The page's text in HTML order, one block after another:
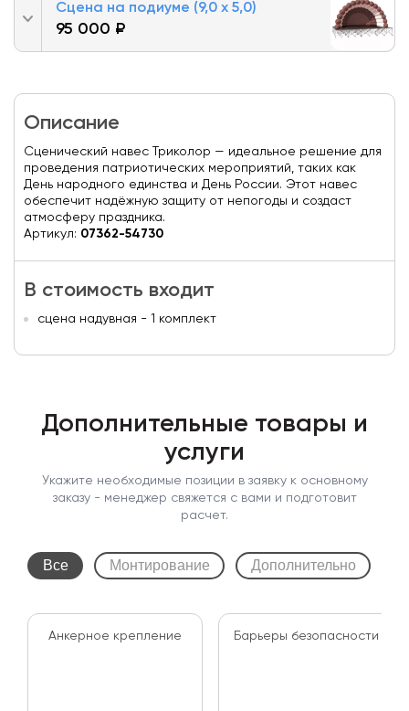
Сцена на подиуме (9,0 х 5,0)
95 000 ₽
Описание
Сценический навес Триколор — идеальное решение для
проведения патриотических мероприятий, таких как
День народного единства и День России. Этот навес
обеспечит надёжную защиту от непогоды и создаст
атмосферу праздника.
Артикул: 07362-54730
В стоимость входит
сцена надувная - 1 комплект
Дополнительные товары и
услуги
Укажите необходимые позиции в заявку к основному
заказу - менеджер свяжется с вами и подготовит
расчет.
Все Монтирование Дополнительно
Анкерное крепление Барьеры безопасности